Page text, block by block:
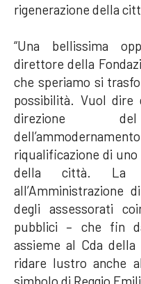
rigenerazione della
“Una bellissima
direttore della
che speriamo si
possibilità. Vuol dire
direzione del
riqualificazione di
della città. La
all’Amministrazione
degli assessorati
pubblici – che fin
assieme al Cda della
ridare lustro anche
simbolo di Reggio